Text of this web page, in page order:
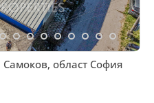
област София